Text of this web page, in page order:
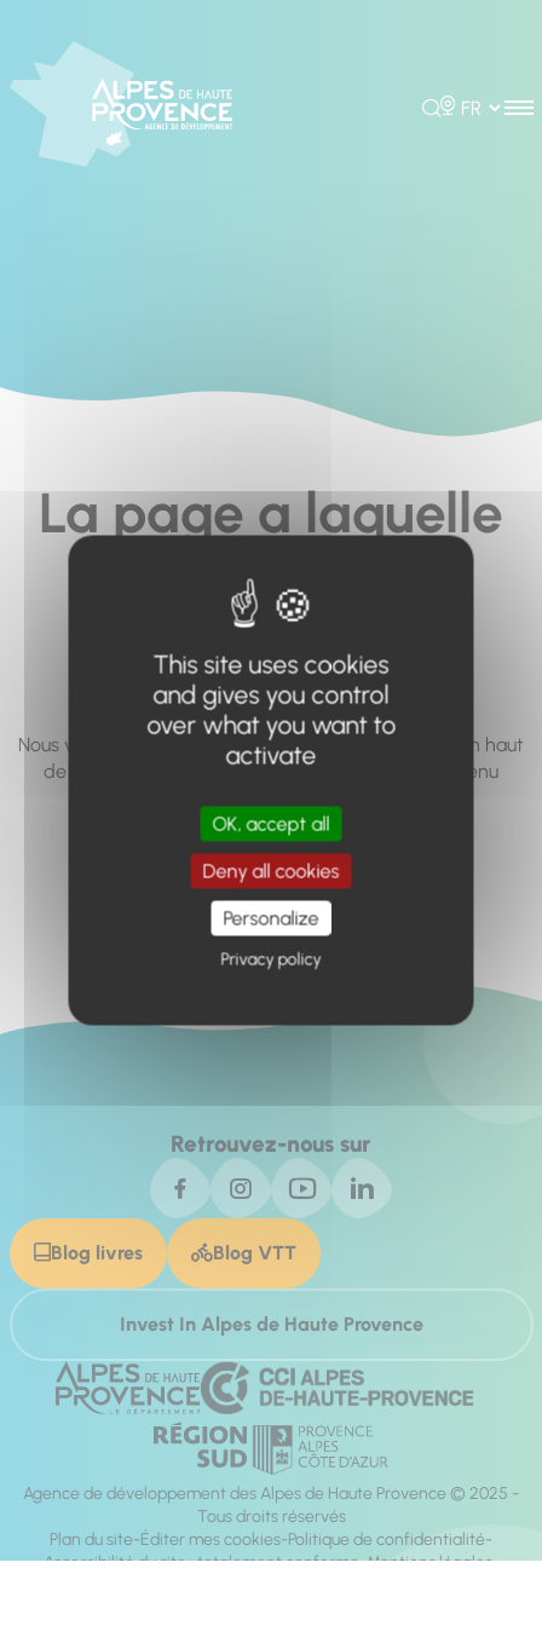
Rechercher
Choisir la
La page a laquelle
vous cherchez à
accéder n'existe
pas... ou plus.
Nous vous invitons à utiliser le moteur de recherche en haut
de page, ou à utiliser le menu pour trouver le contenu
Retour à l'accueil
Retrouvez-nous sur
Blog livres Blog VTT
Invest In Alpes de Haute Provence
Agence de développement des Alpes de Haute Provence © 2025 -
Tous droits réservés
Plan du site Éditer mes cookies Politique de confidentialité
Accessibilité du site : totalement conforme Mentions légales
This site uses cookies
and gives you control
over what you want to
activate
OK, accept all
Deny all cookies
Personalize
Privacy policy